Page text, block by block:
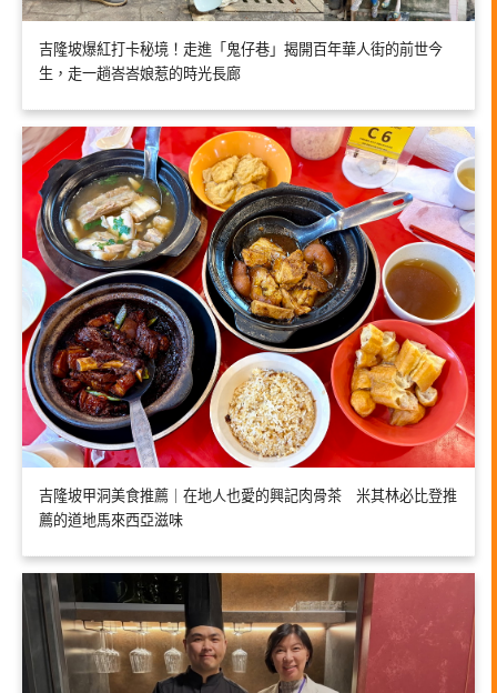
吉隆坡爆紅打卡秘境！走進「鬼仔巷」揭開百年華人街的前世今
生，走一趟峇峇娘惹的時光長廊
吉隆坡甲洞美食推薦｜在地人也愛的興記肉骨茶 米其林必比登推
薦的道地馬來西亞滋味